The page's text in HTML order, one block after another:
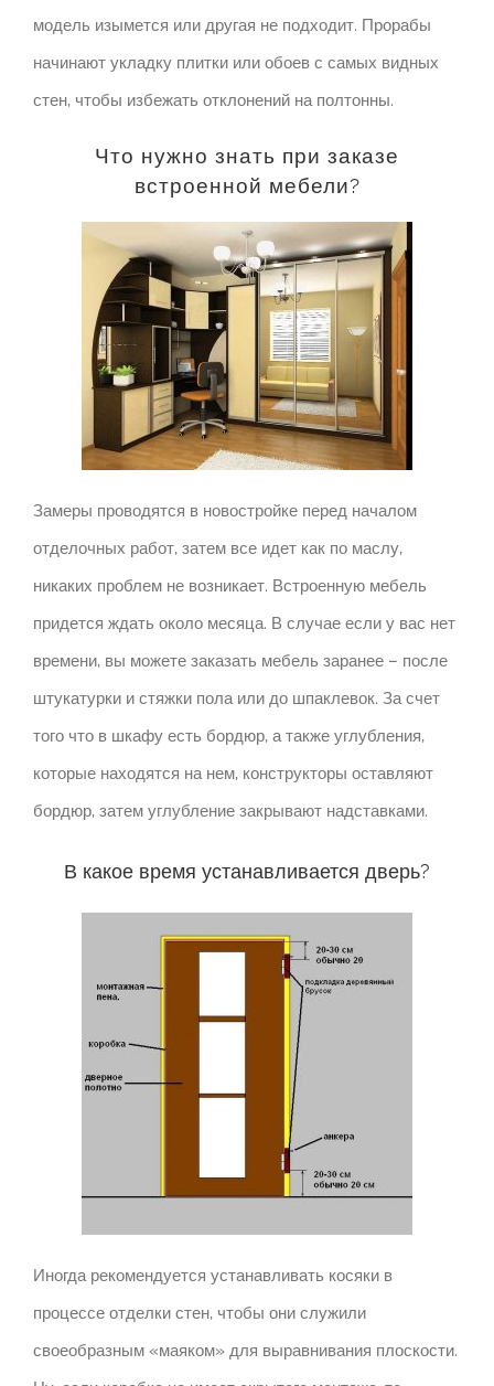
модель изымется или другая не подходит. Прорабы
начинают укладку плитки или обоев с самых видных
стен, чтобы избежать отклонений на полтонны.
Что нужно знать при заказе
встроенной мебели?
Замеры проводятся в новостройке перед началом
отделочных работ, затем все идет как по маслу,
никаких проблем не возникает. Встроенную мебель
придется ждать около месяца. В случае если у вас нет
времени, вы можете заказать мебель заранее – после
штукатурки и стяжки пола или до шпаклевок. За счет
того что в шкафу есть бордюр, а также углубления,
которые находятся на нем, конструкторы оставляют
бордюр, затем углубление закрывают надставками.
В какое время устанавливается дверь?
Иногда рекомендуется устанавливать косяки в
процессе отделки стен, чтобы они служили
своеобразным «маяком» для выравнивания плоскости.